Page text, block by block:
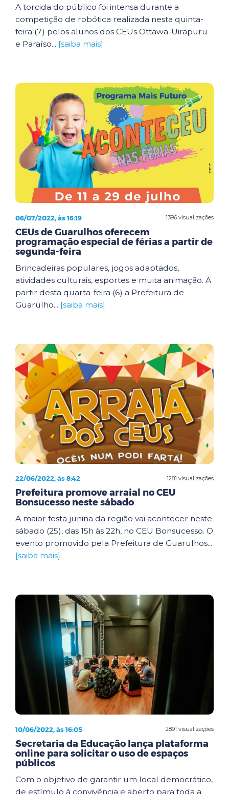
A torcida do público foi intensa durante a
competição de robótica realizada nesta quinta-
feira (7) pelos alunos dos CEUs Ottawa-Uirapuru
e Paraíso... [saiba mais]
1396 visualizações
06/07/2022, às 16:19
CEUs de Guarulhos oferecem
programação especial de férias a partir de
segunda-feira
Brincadeiras populares, jogos adaptados,
atividades culturais, esportes e muita animação. A
partir desta quarta-feira (6) a Prefeitura de
Guarulho... [saiba mais]
1281 visualizações
22/06/2022, às 8:42
Prefeitura promove arraial no CEU
Bonsucesso neste sábado
A maior festa junina da região vai acontecer neste
sábado (25), das 15h às 22h, no CEU Bonsucesso. O
evento promovido pela Prefeitura de Guarulhos...
[saiba mais]
2891 visualizações
10/06/2022, às 16:05
Secretaria da Educação lança plataforma
online para solicitar o uso de espaços
públicos
Com o objetivo de garantir um local democrático,
de estímulo à convivência e aberto para toda a